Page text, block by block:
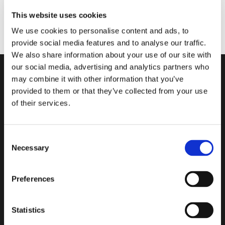
This website uses cookies
We use cookies to personalise content and ads, to
provide social media features and to analyse our traffic.
We also share information about your use of our site with
our social media, advertising and analytics partners who
may combine it with other information that you’ve
provided to them or that they’ve collected from your use
of their services.
Selection
Necessary
Preferences
Statistics
préserve l’intimité, tout en
diffuser avec un effet de couleur